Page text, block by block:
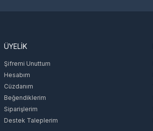
ÜYELİK
Şifremi Unuttum
Hesabım
Cüzdanım
Beğendiklerim
Siparişlerim
Destek Taleplerim